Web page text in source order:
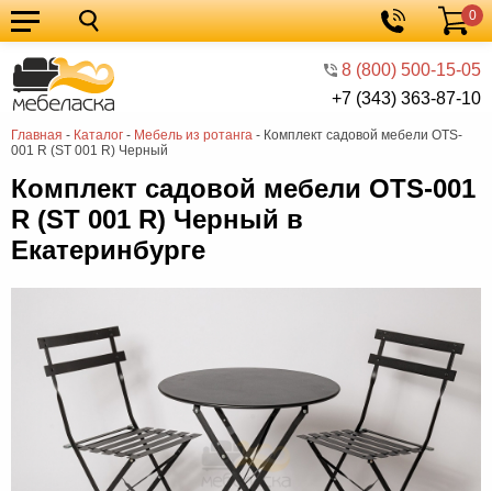
8 (800) 500-15-05
+7 (343) 363-87-10
Корзина
0
Главная - Каталог - Мебель из ротанга - Комплект садовой мебели OTS-
001 R (ST 001 R) Черный
Кухонные
гарнитуры
Мебель
для
кухни
Мебель
для
спальни
Кровати
Шкафы
Диваны
Мягкая
мебель
Мебель
гостиную
Мебель
прихожей
Комплект садовой мебели OTS-001
R (ST 001 R) Черный в
Екатеринбурге